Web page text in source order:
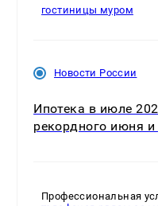
гостиницы муром
Новости России
Ипотека в июле
рекордного июня и
Профессиональная